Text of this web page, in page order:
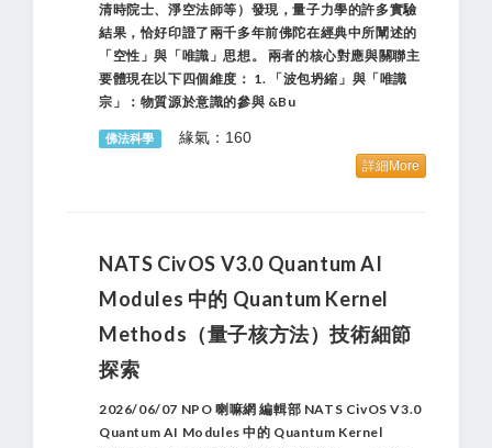
清時院士、淨空法師等）發現，量子力學的許多實驗
結果，恰好印證了兩千多年前佛陀在經典中所闡述的
「空性」與「唯識」思想。 兩者的核心對應與關聯主
要體現在以下四個維度： 1. 「波包坍縮」與「唯識
宗」：物質源於意識的參與 &bu
佛法科學 緣氣：160
詳細More
NATS CivOS V3.0 Quantum AI
Modules 中的 Quantum Kernel
Methods（量子核方法）技術細節
探索
2026/06/07 NPO 喇嘛網 編輯部 NATS CivOS V3.0
Quantum AI Modules 中的 Quantum Kernel